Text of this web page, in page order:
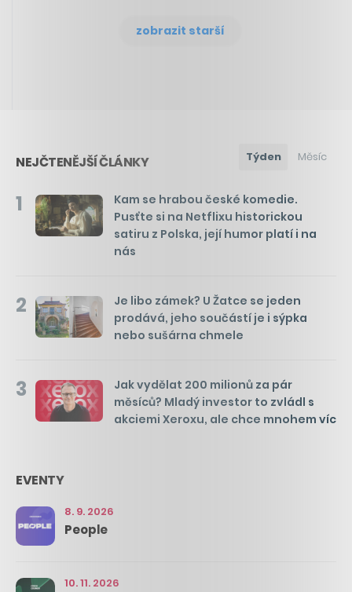
zobrazit starší
NEJČTENĚJŠÍ ČLÁNKY Týden Měsíc
1
Kam se hrabou české komedie.
Pusťte si na Netflixu historickou
satiru z Polska, její humor platí i na
nás
2
Je libo zámek? U Žatce se jeden
prodává, jeho součástí je i sýpka
nebo sušárna chmele
3
Jak vydělat 200 milionů za pár
měsíců? Mladý investor to zvládl s
akciemi Xeroxu, ale chce mnohem víc
EVENTY
8. 9. 2026
People
10. 11. 2026